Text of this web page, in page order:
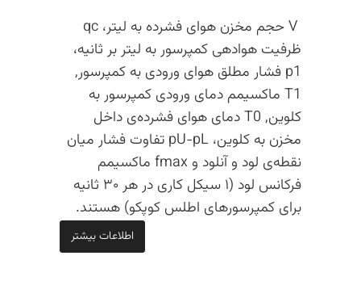
V حجم مخزن هوای فشرده به لیتر، qc
ظرفیت هوادهی کمپرسور به لیتر بر ثانیه،
p1 فشار مطلق هوای ورودی به کمپرسور,
T1 ماکسیمم دمای ورودی کمپرسور به
کلوین, T0 دمای هوای فشرده‌ی داخل
مخزن به کلوین، pU-pL تفاوت فشار میان
نقطه‌ی لود و آنلود و fmax ماکسیمم
فرکانس لود (۱ سیکل کاری در هر ۳۰ ثانیه
برای کمپرسورهای اطلس کوپکو) هستند.
اطلاعات بیشتر